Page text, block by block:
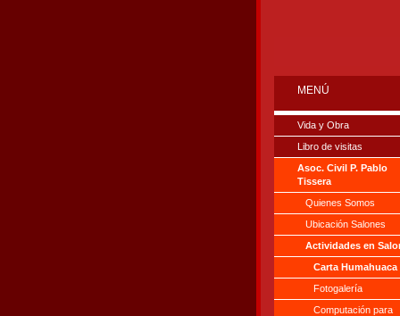
MENÚ
Vida y Obra
Libro de visitas
Asoc. Civil P. Pablo
Tissera
Quienes Somos
Ubicación Salones
Actividades en
Carta Humahuaca
Fotogalería
Computación para